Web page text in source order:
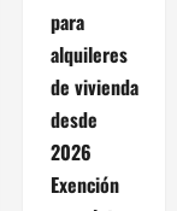
para
alquileres
de vivienda
desde
2026
Exención